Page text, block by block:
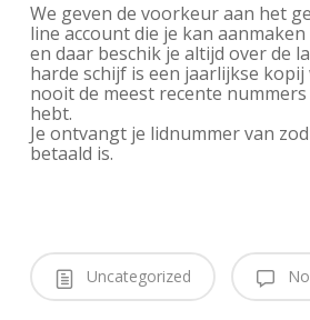
We geven de voorkeur aan het
line account die je kan
en daar beschik je altijd over de
harde schijf is een jaarlijkse
nooit de meest recente
hebt.
Je ontvangt je lidnummer van
betaald is.
Uncategorized